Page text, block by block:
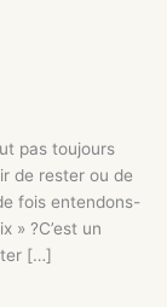
pas toujours
de rester ou de
fois entendons-
» ?C’est un
[…]